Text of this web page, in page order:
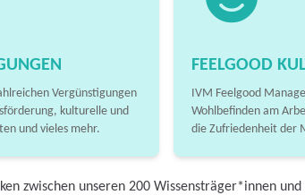
Vergünstigungen
kulturelle und
und vieles mehr.
FEELGOOD
IVM Feelgood
Wohlbefinden am
die Zufriedenheit der
zwischen unseren 200 Wissensträger*innen